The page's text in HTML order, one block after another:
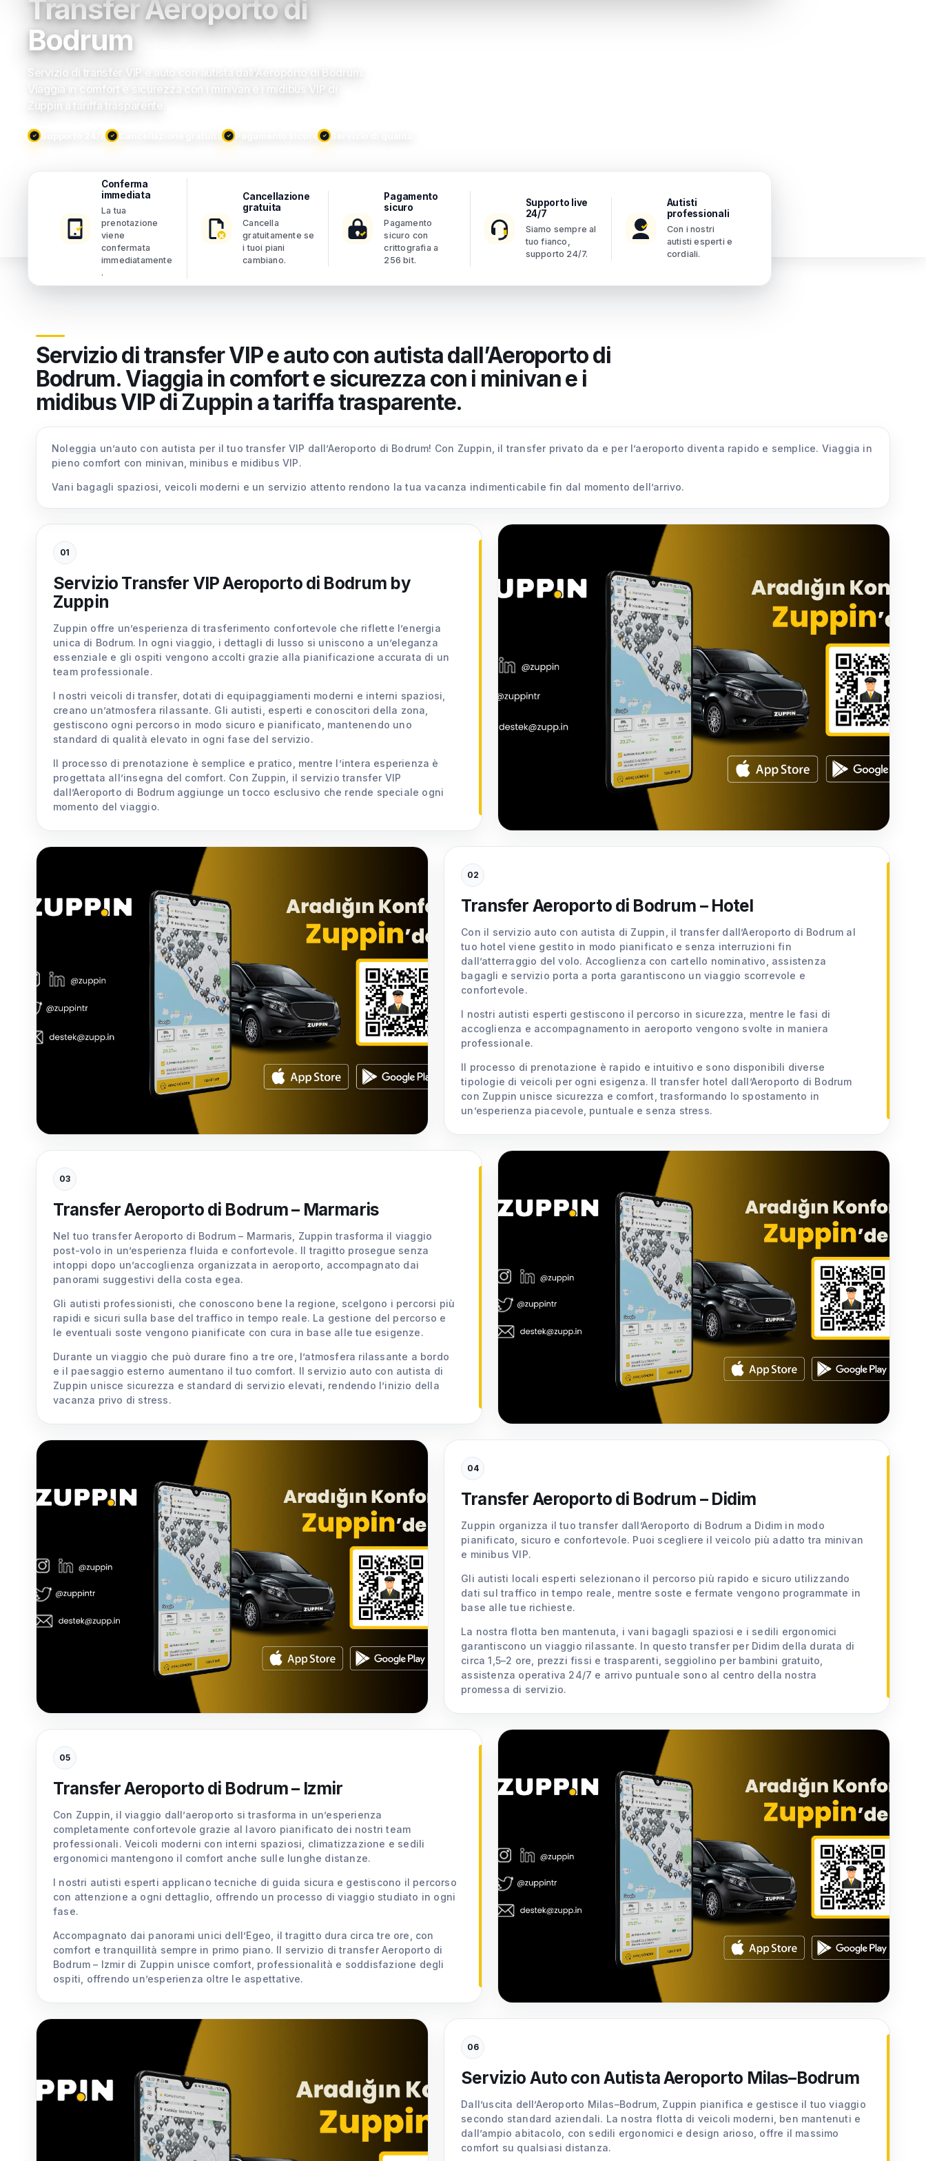
Transfer Aeroporto di
Bodrum
Servizio di transfer VIP e auto con autista dall’Aeroporto di Bodrum.
Viaggia in comfort e sicurezza con i minivan e i midibus VIP di
Zuppin a tariffa trasparente.
Supporto 24/7 Cancellazione gratuita Pagamento sicuro
Conferma
immediata
La tua
prenotazione
viene
confermata
immediatamente
.
Cancellazione
gratuita
Cancella
gratuitamente se
i tuoi piani
cambiano.
Pagamento
sicuro
Pagamento
sicuro con
crittografia a
256 bit.
Supporto live
24/7
Siamo sempre al
tuo fianco,
supporto 24/7.
Autisti
professionali
Con i nostri
autisti esperti e
cordiali.
Servizio di transfer VIP e auto con autista dall’Aeroporto di
Bodrum. Viaggia in comfort e sicurezza con i minivan e i
midibus VIP di Zuppin a tariffa trasparente.
Noleggia un’auto con autista per il tuo transfer VIP dall’Aeroporto di Bodrum! Con Zuppin, il transfer privato da e per l’aeroporto diventa rapido e semplice. Viaggia in
pieno comfort con minivan, minibus e midibus VIP.
Vani bagagli spaziosi, veicoli moderni e un servizio attento rendono la tua vacanza indimenticabile fin dal momento dell’arrivo.
01
Servizio Transfer VIP Aeroporto di Bodrum by
Zuppin
Zuppin offre un’esperienza di trasferimento confortevole che riflette l’energia
unica di Bodrum. In ogni viaggio, i dettagli di lusso si uniscono a un’eleganza
essenziale e gli ospiti vengono accolti grazie alla pianificazione accurata di un
team professionale.
I nostri veicoli di transfer, dotati di equipaggiamenti moderni e interni spaziosi,
creano un’atmosfera rilassante. Gli autisti, esperti e conoscitori della zona,
gestiscono ogni percorso in modo sicuro e pianificato, mantenendo uno
standard di qualità elevato in ogni fase del servizio.
Il processo di prenotazione è semplice e pratico, mentre l’intera esperienza è
progettata all’insegna del comfort. Con Zuppin, il servizio transfer VIP
dall’Aeroporto di Bodrum aggiunge un tocco esclusivo che rende speciale ogni
momento del viaggio.
02
Transfer Aeroporto di Bodrum – Hotel
Con il servizio auto con autista di Zuppin, il transfer dall’Aeroporto di Bodrum al
tuo hotel viene gestito in modo pianificato e senza interruzioni fin
dall’atterraggio del volo. Accoglienza con cartello nominativo, assistenza
bagagli e servizio porta a porta garantiscono un viaggio scorrevole e
confortevole.
I nostri autisti esperti gestiscono il percorso in sicurezza, mentre le fasi di
accoglienza e accompagnamento in aeroporto vengono svolte in maniera
professionale.
Il processo di prenotazione è rapido e intuitivo e sono disponibili diverse
tipologie di veicoli per ogni esigenza. Il transfer hotel dall’Aeroporto di Bodrum
con Zuppin unisce sicurezza e comfort, trasformando lo spostamento in
un’esperienza piacevole, puntuale e senza stress.
03
Transfer Aeroporto di Bodrum – Marmaris
Nel tuo transfer Aeroporto di Bodrum – Marmaris, Zuppin trasforma il viaggio
post-volo in un’esperienza fluida e confortevole. Il tragitto prosegue senza
intoppi dopo un’accoglienza organizzata in aeroporto, accompagnato dai
panorami suggestivi della costa egea.
Gli autisti professionisti, che conoscono bene la regione, scelgono i percorsi più
rapidi e sicuri sulla base del traffico in tempo reale. La gestione del percorso e
le eventuali soste vengono pianificate con cura in base alle tue esigenze.
Durante un viaggio che può durare fino a tre ore, l’atmosfera rilassante a bordo
e il paesaggio esterno aumentano il tuo comfort. Il servizio auto con autista di
Zuppin unisce sicurezza e standard di servizio elevati, rendendo l’inizio della
vacanza privo di stress.
04
Transfer Aeroporto di Bodrum – Didim
Zuppin organizza il tuo transfer dall’Aeroporto di Bodrum a Didim in modo
pianificato, sicuro e confortevole. Puoi scegliere il veicolo più adatto tra minivan
e minibus VIP.
Gli autisti locali esperti selezionano il percorso più rapido e sicuro utilizzando
dati sul traffico in tempo reale, mentre soste e fermate vengono programmate in
base alle tue richieste.
La nostra flotta ben mantenuta, i vani bagagli spaziosi e i sedili ergonomici
garantiscono un viaggio rilassante. In questo transfer per Didim della durata di
circa 1,5–2 ore, prezzi fissi e trasparenti, seggiolino per bambini gratuito,
assistenza operativa 24/7 e arrivo puntuale sono al centro della nostra
promessa di servizio.
05
Transfer Aeroporto di Bodrum – Izmir
Con Zuppin, il viaggio dall’aeroporto si trasforma in un’esperienza
completamente confortevole grazie al lavoro pianificato dei nostri team
professionali. Veicoli moderni con interni spaziosi, climatizzazione e sedili
ergonomici mantengono il comfort anche sulle lunghe distanze.
I nostri autisti esperti applicano tecniche di guida sicura e gestiscono il percorso
con attenzione a ogni dettaglio, offrendo un processo di viaggio studiato in ogni
fase.
Accompagnato dai panorami unici dell’Egeo, il tragitto dura circa tre ore, con
comfort e tranquillità sempre in primo piano. Il servizio di transfer Aeroporto di
Bodrum – Izmir di Zuppin unisce comfort, professionalità e soddisfazione degli
ospiti, offrendo un’esperienza oltre le aspettative.
06
Servizio Auto con Autista Aeroporto Milas–Bodrum
Dall’uscita dell’Aeroporto Milas–Bodrum, Zuppin pianifica e gestisce il tuo viaggio
secondo standard aziendali. La nostra flotta di veicoli moderni, ben mantenuti e
dall’ampio abitacolo, con sedili ergonomici e design arioso, offre il massimo
comfort su qualsiasi distanza.